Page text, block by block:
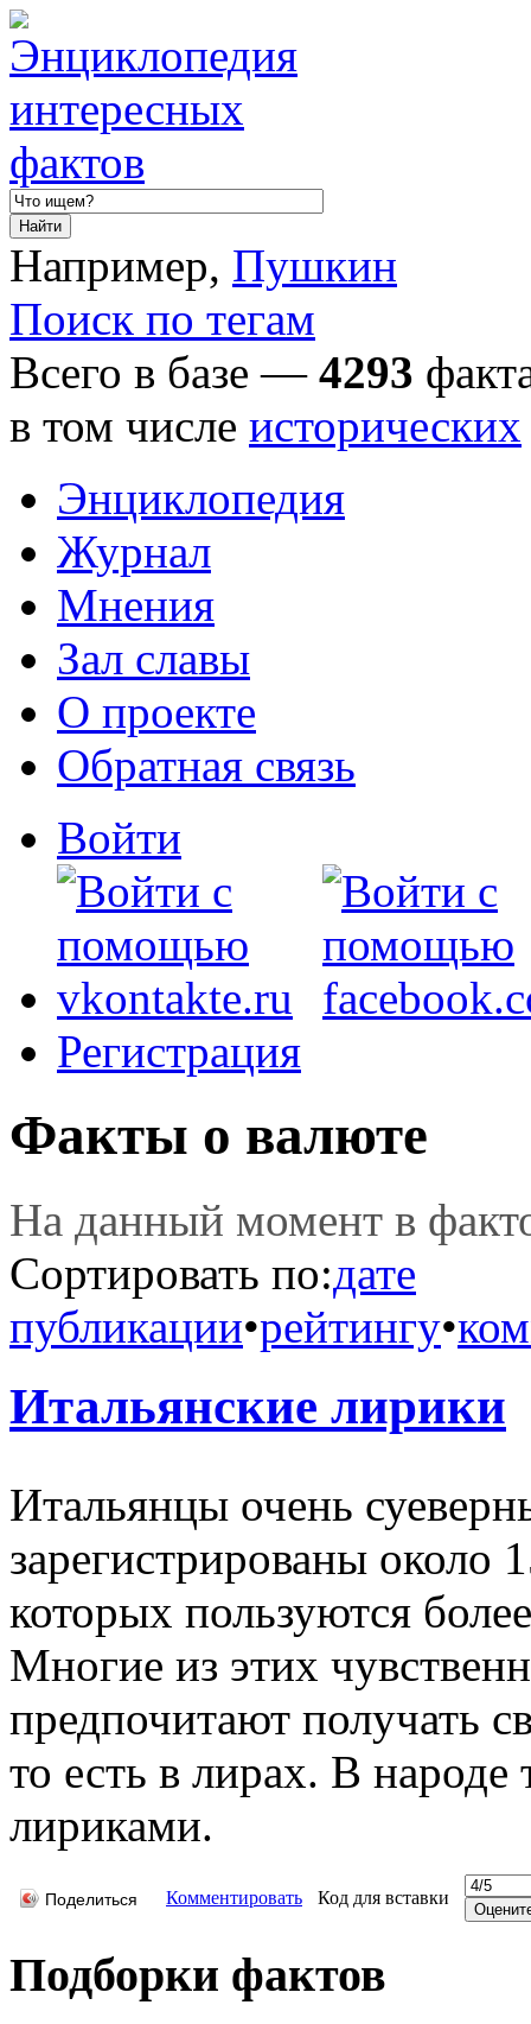
Например, Пушкин
Поиск по тегам
Всего в базе — 4293
в том числе исторических
Энциклопедия
Журнал
Мнения
Зал славы
О проекте
Обратная связь
Войти
Регистрация
Факты о валюте
На данный момент в
Сортировать по:дате
публикации•рейтингу•
Итальянские лирики
Итальянцы очень
зарегистрированы около
которых пользуются
Многие из этих
предпочитают получать
то есть в лирах. В
лириками.
Поделиться Комментировать Код для вставки
Подборки фактов